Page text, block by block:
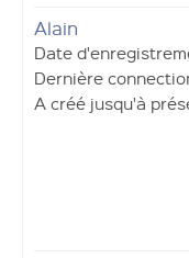
Alain
Date
Dernière
A créé jusqu'à